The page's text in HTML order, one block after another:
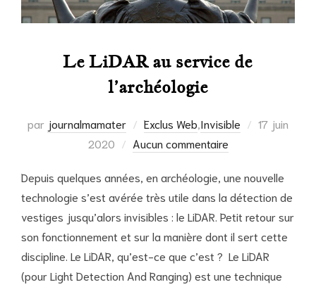
Le LiDAR au service de
l’archéologie
par journalmamater Exclus Web Invisible
Publié
17 juin
2020
Aucun commentaire
Depuis quelques années, en archéologie, une nouvelle
technologie s’est avérée très utile dans la détection de
vestiges jusqu’alors invisibles : le LiDAR. Petit retour sur
son fonctionnement et sur la manière dont il sert cette
discipline. Le LiDAR, qu’est-ce que c’est ? Le LiDAR
(pour Light Detection And Ranging) est une technique